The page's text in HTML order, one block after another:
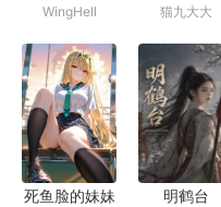
美少女们击败
当做性仆人的
触手怪生活~
WingHell 猫九大大
死鱼脸的妹妹
明鹤台